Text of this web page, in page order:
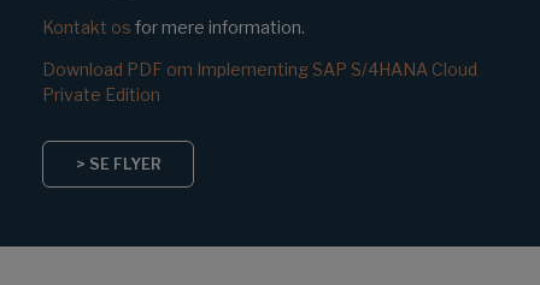
Kontakt os for mere information.
Download PDF om Implementing SAP S/4HANA Cloud
Private Edition
> SE FLYER